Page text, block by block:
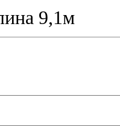
9,1м